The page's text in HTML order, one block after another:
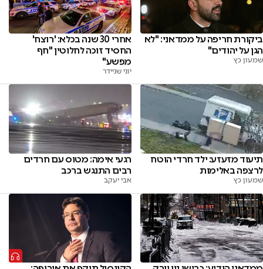
ביקורת חריפה על ממדאני: "לא
הגן על יהודים"
שמעון כץ
אחרי 30 שנה בכלא: 'רוצח'
החסיד זוכה לחלוטין "חף
מפשע"
יוני שניידר
תיעוד מזעזע: ילד חרדי הוטח
לרצפה באלימות
שמעון כץ
רגעי אימה: מטוס עם חרדים
רבים התנגש ברכב
אבי יעקב